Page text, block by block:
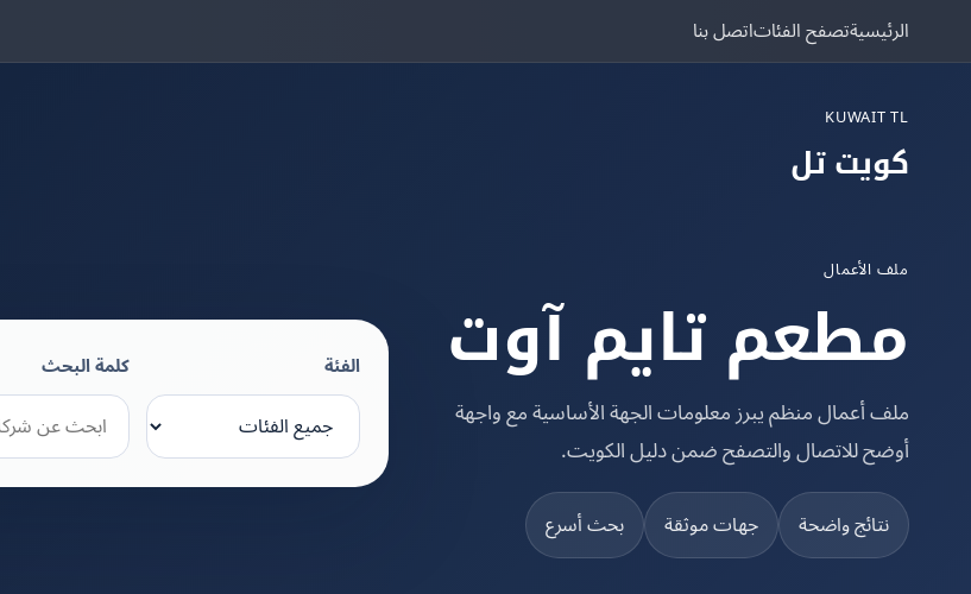
الرئيسيةتصفح الفئاتاتصل بنا
KUWAIT TL
كويت تل
ملف الأعمال
مطعم تايم آوت
ملف أعمال منظم يبرز معلومات الجهة الأساسية مع واجهة
أوضح للاتصال والتصفح ضمن دليل الكويت.
نتائج واضحة جهات موثقة بحث أسرع
الفئة كلمة البحث